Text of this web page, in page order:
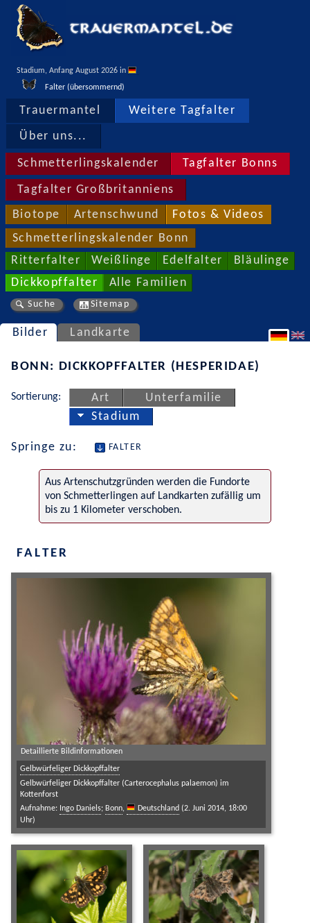
Stadium, Anfang August 2026 in
Falter (übersommernd)
Trauermantel Weitere Tagfalter
Über uns...
Schmetterlingskalender Tagfalter Bonns
Tagfalter Großbritanniens
Biotope Artenschwund Fotos & Videos
Schmetterlingskalender Bonn
Ritterfalter
Weißlinge Edelfalter
Bläulinge
Dickkopffalter
Alle Familien
Suche Sitemap
Bilder Landkarte
BONN: DICKKOPFFALTER (HESPERIDAE)
Sortierung: Art
Unterfamilie
Stadium
Springe zu: FALTER
Aus Artenschutzgründen werden die Fundorte
von Schmetterlingen auf Landkarten zufällig um
bis zu 1 Kilometer verschoben.
FALTER
Detaillierte Bildinformationen
Gelbwürfeliger Dickkopffalter
Gelbwürfeliger Dickkopffalter (Carterocephalus palaemon) im
Kottenforst
Aufnahme: Ingo Daniels; Bonn, Deutschland (2. Juni 2014, 18:00
Uhr)